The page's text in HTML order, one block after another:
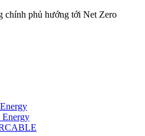
chính phủ hướng tới Net Zero